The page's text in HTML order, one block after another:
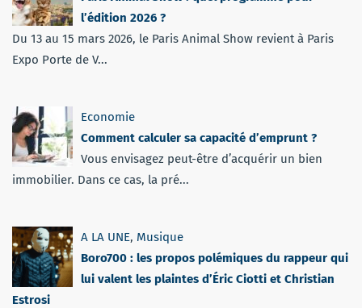
l’édition 2026 ?
Du 13 au 15 mars 2026, le Paris Animal Show revient à Paris
Expo Porte de V...
Economie
Comment calculer sa capacité d’emprunt ?
Vous envisagez peut-être d’acquérir un bien
immobilier. Dans ce cas, la pré...
A LA UNE, Musique
Boro700 : les propos polémiques du rappeur qui
lui valent les plaintes d’Éric Ciotti et Christian
Estrosi